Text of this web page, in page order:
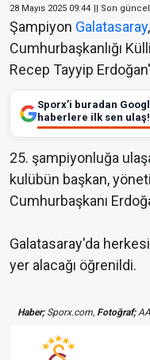
28 Mayıs 2025 09:44 || Son
Şampiyon Galatasaray
Cumhurbaşkanlığı
Recep Tayyip
Sporx’i buradan
haberlere ilk sen ulaş!
25. şampiyonluğa
kulübün başkan,
Cumhurbaşkanı
Galatasaray'da
yer alacağı öğrenildi.
Haber;Sporx.com, Fotoğraf;AA